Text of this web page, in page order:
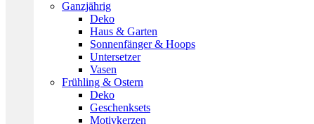
Ganzjährig
Deko
Haus & Garten
Sonnenfänger & Hoops
Untersetzer
Vasen
Frühling & Ostern
Deko
Geschenksets
Motivkerzen